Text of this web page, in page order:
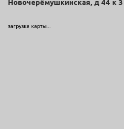
Новочерёмушкинская, д 44 к
загрузка карты...